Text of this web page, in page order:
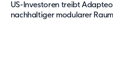
US-Investoren treibt Adapteo
nachhaltiger modularer